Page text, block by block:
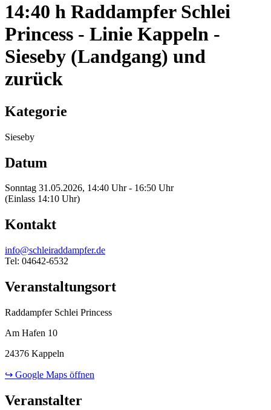
14:40 h Raddampfer Schlei
Princess - Linie Kappeln -
Sieseby (Landgang) und
zurück
Kategorie
Sieseby
Datum
Sonntag 31.05.2026, 14:40 Uhr - 16:50 Uhr
(Einlass 14:10 Uhr)
Kontakt
info@schleiraddampfer.de
Tel: 04642-6532
Veranstaltungsort
Raddampfer Schlei Princess
Am Hafen 10
24376 Kappeln
↪ Google Maps öffnen
Veranstalter